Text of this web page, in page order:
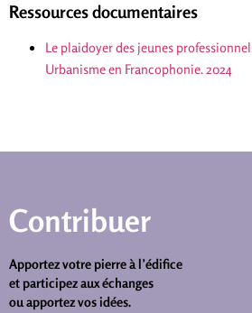
Ressources documentaires
Le plaidoyer des jeunes
Urbanisme en Francophonie. 2024
Contribuer
Apportez votre pierre à l’édifice
et participez aux échanges
ou apportez vos idées.